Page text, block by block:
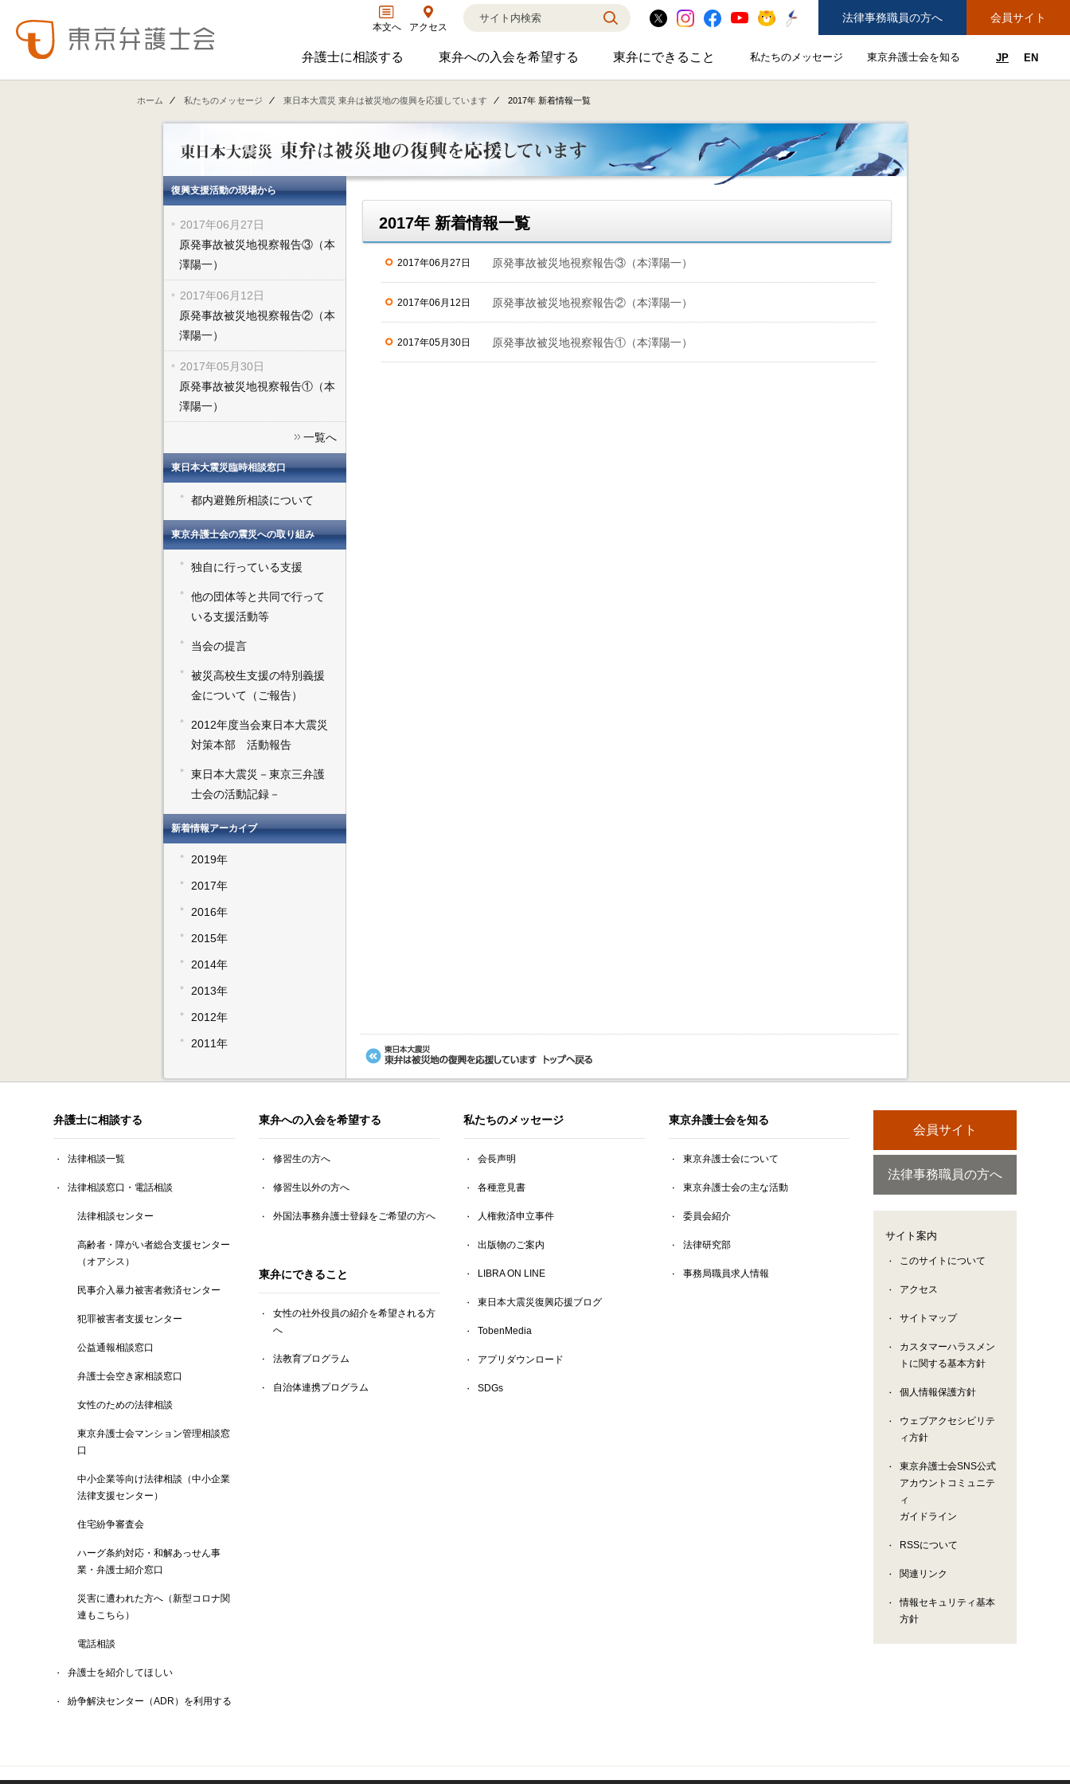
本文へ アクセス
法律事務職員の方へ 会員サイト
弁護士に相談する弁護士に相談するのサブメニューを開閉
東弁への入会を希望する東弁への入会を希望するのサブメニューを開閉
東弁にできること東弁にできることのサブメニューを開閉
私たちのメッセージ私たちのメッセージのサブメニューを開閉
東京弁護士会を知る東京弁護士会を知るのサブメニ
JP EN
ホーム 私たちのメッセージ 東日本大震災 東弁は被災地の復興を応援しています 2017年 新着情報一覧
復興支援活動の現場から
2017年06月27日
原発事故被災地視察報告③（本
澤陽一）
2017年06月12日
原発事故被災地視察報告②（本
澤陽一）
2017年05月30日
原発事故被災地視察報告①（本
澤陽一）
一覧へ
東日本大震災臨時相談窓口
都内避難所相談について
東京弁護士会の震災への取り組み
独自に行っている支援
他の団体等と共同で行って
いる支援活動等
当会の提言
被災高校生支援の特別義援
金について（ご報告）
2012年度当会東日本大震災
対策本部 活動報告
東日本大震災－東京三弁護
士会の活動記録－
新着情報アーカイブ
2019年
2017年
2016年
2015年
2014年
2013年
2012年
2011年
2017年 新着情報一覧
2017年06月27日 原発事故被災地視察報告③（本澤陽一）
2017年06月12日 原発事故被災地視察報告②（本澤陽一）
2017年05月30日 原発事故被災地視察報告①（本澤陽一）
弁護士に相談する
法律相談一覧
法律相談窓口・電話相談
法律相談センター
高齢者・障がい者総合支援センター
（オアシス）
民事介入暴力被害者救済センター
犯罪被害者支援センター
公益通報相談窓口
弁護士会空き家相談窓口
女性のための法律相談
東京弁護士会マンション管理相談窓
口
中小企業等向け法律相談（中小企業
法律支援センター）
住宅紛争審査会
ハーグ条約対応・和解あっせん事
業・弁護士紹介窓口
災害に遭われた方へ（新型コロナ関
連もこちら）
電話相談
弁護士を紹介してほしい
紛争解決センター（ADR）を利用する
東弁への入会を希望する
修習生の方へ
修習生以外の方へ
外国法事務弁護士登録をご希望の方へ
東弁にできること
女性の社外役員の紹介を希望される方
へ
法教育プログラム
自治体連携プログラム
私たちのメッセージ
会長声明
各種意見書
人権救済申立事件
出版物のご案内
LIBRA ON LINE
東日本大震災復興応援ブログ
TobenMedia
アプリダウンロード
SDGs
東京弁護士会を知る
東京弁護士会について
東京弁護士会の主な活動
委員会紹介
法律研究部
事務局職員求人情報
会員サイト
法律事務職員の方へ
サイト案内
このサイトについて
アクセス
サイトマップ
カスタマーハラスメン
トに関する基本方針
個人情報保護方針
ウェブアクセシビリテ
ィ方針
東京弁護士会SNS公式
アカウントコミュニテ
ィ
ガイドライン
RSSについて
関連リンク
情報セキュリティ基本
方針